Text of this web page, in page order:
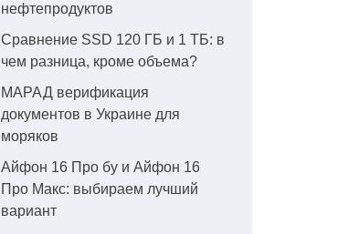
нефтепродуктов
Сравнение SSD 120 ГБ и 1 ТБ: в
чем разница, кроме объема?
МАРАД верификация
документов в Украине для
моряков
Айфон 16 Про бу и Айфон 16
Про Макс: выбираем лучший
вариант